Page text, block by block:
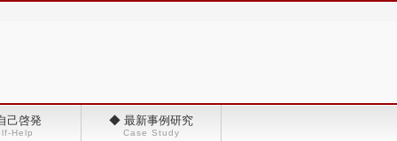
己啓発
Help
◆ 最新事例研究
Case Study